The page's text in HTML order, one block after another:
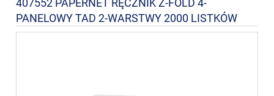
407552 PAPERNET RĘCZNIK Z-FOLD 4-
PANELOWY TAD 2-WARSTWY 2000 LISTKÓW